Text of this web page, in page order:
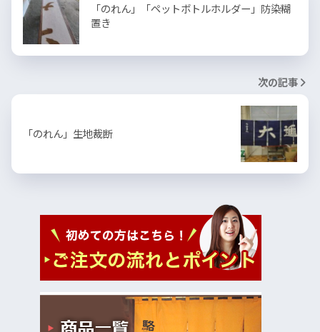
「のれん」「ペットボトルホルダー」防染糊
置き
次の記事
「のれん」生地裁断